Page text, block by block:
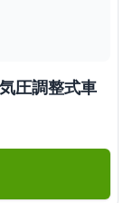
圧調整式車